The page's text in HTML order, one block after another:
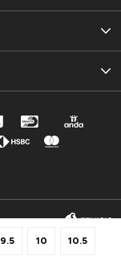
9.5 10 10.5